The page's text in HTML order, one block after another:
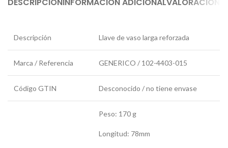
Descripción Llave de vaso larga reforzada
Marca / Referencia GENERICO / 102-4403-015
Código GTIN Desconocido / no tiene envase
Peso: 170 g
Longitud: 78mm